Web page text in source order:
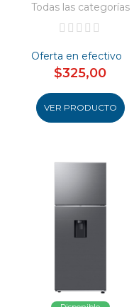
Todas las categorías
Oferta en efectivo
$325,00
VER PRODUCTO